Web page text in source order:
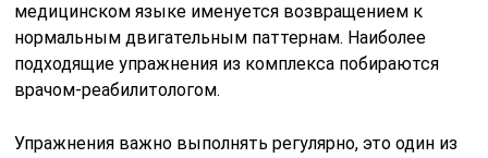
медицинском языке именуется возвращением к
нормальным двигательным паттернам. Наиболее
подходящие упражнения из комплекса побираются
врачом-реабилитологом.
Упражнения важно выполнять регулярно, это один из